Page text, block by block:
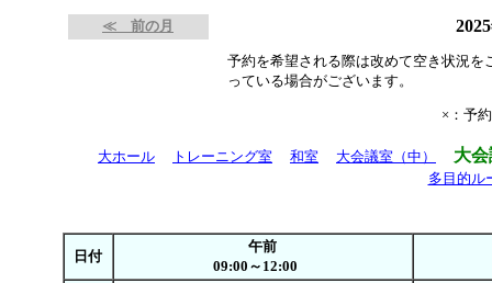
≪ 前の月
予約を希望される際は改めて空き状況
っている場合がございます。
×：予
大ホール トレーニング室 和室 大会議室（中） 大
多目的ル
日付
午前
09:00～12:00